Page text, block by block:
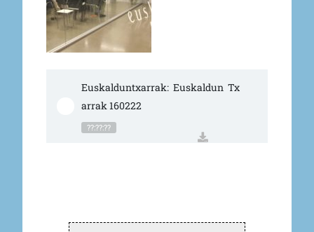
Euskalduntxarrak: Euskaldun Tx
arrak 160222
??:??:??